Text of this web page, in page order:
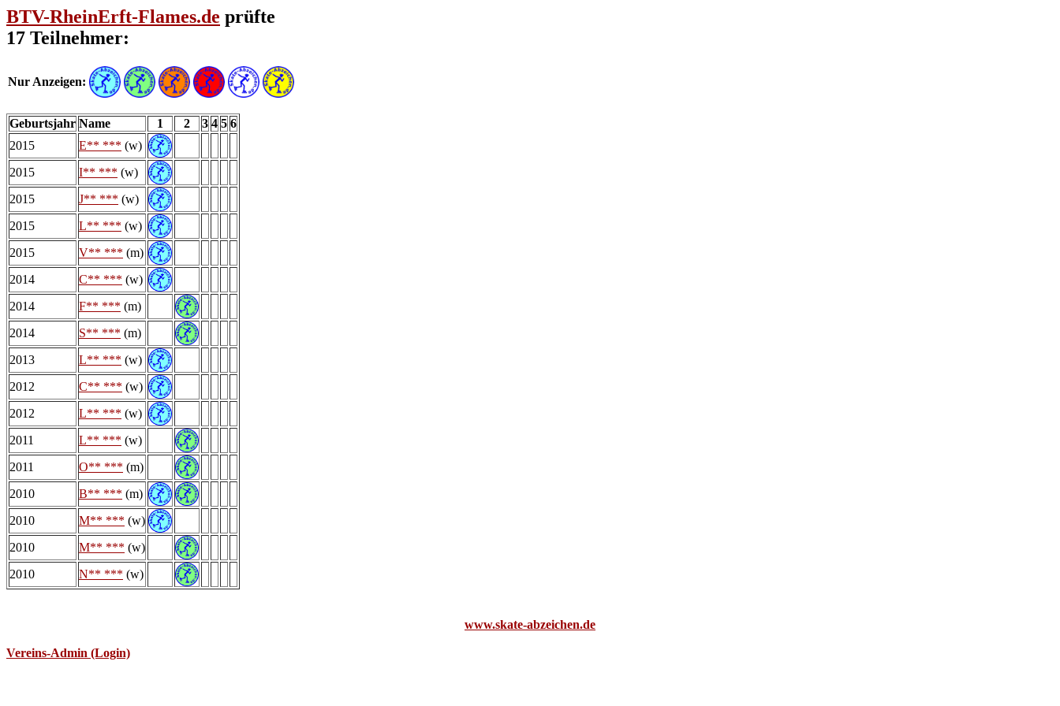
BTV-RheinErft-Flames.de prüfte
17 Teilnehmer:
Nur Anzeigen:
Geburtsjahr Name 1 2 3 4 5 6
2015
E** *** (w)
2015
I** *** (w)
2015
J** *** (w)
2015
L** *** (w)
2015
V** *** (m)
2014
C** *** (w)
2014
F** *** (m)
2014
S** *** (m)
2013
L** *** (w)
2012
C** *** (w)
2012
L** *** (w)
2011
L** *** (w)
2011
O** *** (m)
2010
B** *** (m)
2010
M** *** (w)
2010
M** *** (w)
2010
N** *** (w)
www.skate-abzeichen.de
Vereins-Admin (Login)